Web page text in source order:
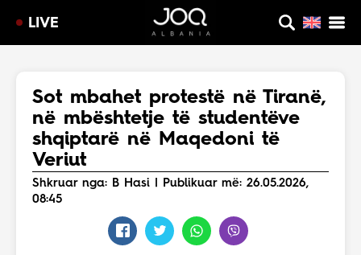
LIVE
Sot mbahet protestë në Tiranë,
në mbështetje të studentëve
shqiptarë në Maqedoni të
Veriut
Shkruar nga: B Hasi | Publikuar më: 26.05.2026,
08:45